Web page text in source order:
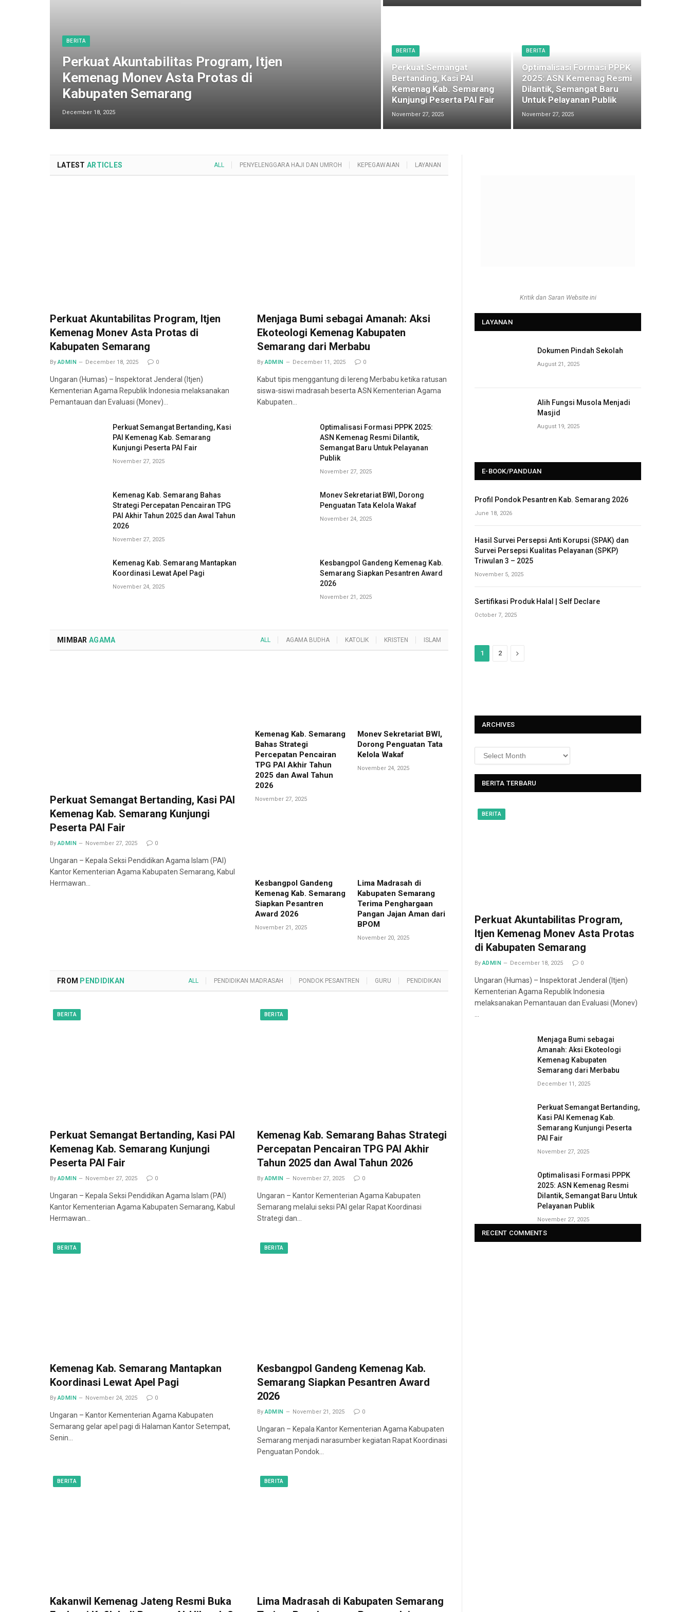
BERITA
Perkuat Akuntabilitas Program, Itjen
Kemenag Monev Asta Protas di
Kabupaten Semarang
December 18, 2025
BERITA
Perkuat Semangat
Bertanding, Kasi PAI
Kemenag Kab. Semarang
Kunjungi Peserta PAI Fair
November 27, 2025
BERITA
Optimalisasi Formasi PPPK
2025: ASN Kemenag Resmi
Dilantik, Semangat Baru
Untuk Pelayanan Publik
November 27, 2025
LATEST ARTICLES ALL PENYELENGGARA HAJI DAN UMROH KEPEGAWAIAN LAYANAN
Perkuat Akuntabilitas Program, Itjen
Kemenag Monev Asta Protas di
Kabupaten Semarang
By ADMIN December 18, 2025 0
Ungaran (Humas) – Inspektorat Jenderal (Itjen)
Kementerian Agama Republik Indonesia melaksanakan
Pemantauan dan Evaluasi (Monev)…
Menjaga Bumi sebagai Amanah: Aksi
Ekoteologi Kemenag Kabupaten
Semarang dari Merbabu
By ADMIN December 11, 2025 0
Kabut tipis menggantung di lereng Merbabu ketika ratusan
siswa-siswi madrasah beserta ASN Kementerian Agama
Kabupaten…
Perkuat Semangat Bertanding, Kasi
PAI Kemenag Kab. Semarang
Kunjungi Peserta PAI Fair
November 27, 2025
Optimalisasi Formasi PPPK 2025:
ASN Kemenag Resmi Dilantik,
Semangat Baru Untuk Pelayanan
Publik
November 27, 2025
Kemenag Kab. Semarang Bahas
Strategi Percepatan Pencairan TPG
PAI Akhir Tahun 2025 dan Awal Tahun
2026
November 27, 2025
Monev Sekretariat BWI, Dorong
Penguatan Tata Kelola Wakaf
November 24, 2025
Kemenag Kab. Semarang Mantapkan
Koordinasi Lewat Apel Pagi
November 24, 2025
Kesbangpol Gandeng Kemenag Kab.
Semarang Siapkan Pesantren Award
2026
November 21, 2025
MIMBAR AGAMA ALL AGAMA BUDHA KATOLIK KRISTEN ISLAM
Perkuat Semangat Bertanding, Kasi PAI
Kemenag Kab. Semarang Kunjungi
Peserta PAI Fair
By ADMIN November 27, 2025 0
Ungaran – Kepala Seksi Pendidikan Agama Islam (PAI)
Kantor Kementerian Agama Kabupaten Semarang, Kabul
Hermawan…
Kemenag Kab. Semarang
Bahas Strategi
Percepatan Pencairan
TPG PAI Akhir Tahun
2025 dan Awal Tahun
2026
November 27, 2025
Monev Sekretariat BWI,
Dorong Penguatan Tata
Kelola Wakaf
November 24, 2025
Kesbangpol Gandeng
Kemenag Kab. Semarang
Siapkan Pesantren
Award 2026
November 21, 2025
Lima Madrasah di
Kabupaten Semarang
Terima Penghargaan
Pangan Jajan Aman dari
BPOM
November 20, 2025
FROM PENDIDIKAN ALL PENDIDIKAN MADRASAH PONDOK PESANTREN GURU PENDIDIKAN
BERITA
Perkuat Semangat Bertanding, Kasi PAI
Kemenag Kab. Semarang Kunjungi
Peserta PAI Fair
By ADMIN November 27, 2025 0
Ungaran – Kepala Seksi Pendidikan Agama Islam (PAI)
Kantor Kementerian Agama Kabupaten Semarang, Kabul
Hermawan…
BERITA
Kemenag Kab. Semarang Bahas Strategi
Percepatan Pencairan TPG PAI Akhir
Tahun 2025 dan Awal Tahun 2026
By ADMIN November 27, 2025 0
Ungaran – Kantor Kementerian Agama Kabupaten
Semarang melalui seksi PAI gelar Rapat Koordinasi
Strategi dan…
BERITA
Kemenag Kab. Semarang Mantapkan
Koordinasi Lewat Apel Pagi
By ADMIN November 24, 2025 0
Ungaran – Kantor Kementerian Agama Kabupaten
Semarang gelar apel pagi di Halaman Kantor Setempat,
Senin…
BERITA
Kesbangpol Gandeng Kemenag Kab.
Semarang Siapkan Pesantren Award
2026
By ADMIN November 21, 2025 0
Ungaran – Kepala Kantor Kementerian Agama Kabupaten
Semarang menjadi narasumber kegiatan Rapat Koordinasi
Penguatan Pondok…
BERITA
Kakanwil Kemenag Jateng Resmi Buka
BERITA
Lima Madrasah di Kabupaten Semarang
Kritik dan Saran Website ini
LAYANAN
Dokumen Pindah Sekolah
August 21, 2025
Alih Fungsi Musola Menjadi
Masjid
August 19, 2025
E-BOOK/PANDUAN
Profil Pondok Pesantren Kab. Semarang 2026
June 18, 2026
Hasil Survei Persepsi Anti Korupsi (SPAK) dan
Survei Persepsi Kualitas Pelayanan (SPKP)
Triwulan 3 – 2025
November 5, 2025
Sertifikasi Produk Halal | Self Declare
October 7, 2025
1 2
N
ARCHIVES
BERITA TERBARU
BERITA
Perkuat Akuntabilitas Program,
Itjen Kemenag Monev Asta Protas
di Kabupaten Semarang
By ADMIN December 18, 2025 0
Ungaran (Humas) – Inspektorat Jenderal (Itjen)
Kementerian Agama Republik Indonesia
melaksanakan Pemantauan dan Evaluasi (Monev)
…
Menjaga Bumi sebagai
Amanah: Aksi Ekoteologi
Kemenag Kabupaten
Semarang dari Merbabu
December 11, 2025
Perkuat Semangat Bertanding,
Kasi PAI Kemenag Kab.
Semarang Kunjungi Peserta
PAI Fair
November 27, 2025
Optimalisasi Formasi PPPK
2025: ASN Kemenag Resmi
Dilantik, Semangat Baru Untuk
Pelayanan Publik
November 27, 2025
RECENT COMMENTS